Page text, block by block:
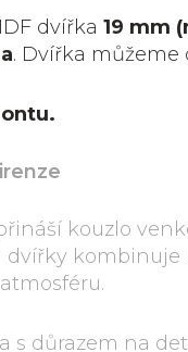
dvířka 19 mm
. Dvířka můžeme
kouzlo
dvířky
s důrazem na